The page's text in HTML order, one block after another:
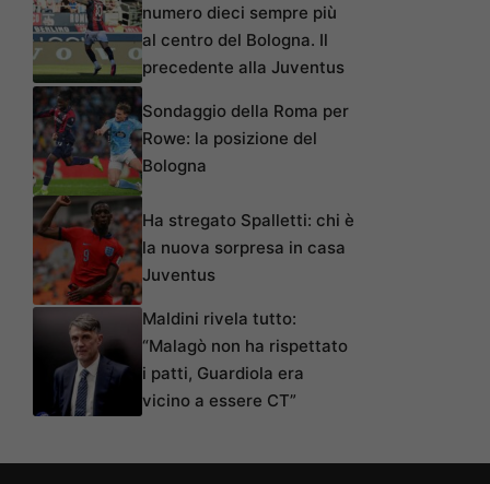
numero dieci sempre più
al centro del Bologna. Il
precedente alla Juventus
Sondaggio della Roma per
Rowe: la posizione del
Bologna
Ha stregato Spalletti: chi è
la nuova sorpresa in casa
Juventus
Maldini rivela tutto:
“Malagò non ha rispettato
i patti, Guardiola era
vicino a essere CT”